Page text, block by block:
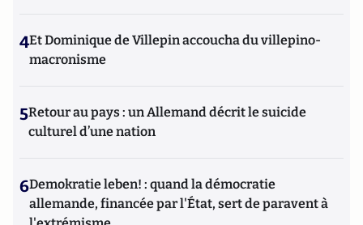
4Et Dominique de Villepin accoucha du villepino-
macronisme
5Retour au pays : un Allemand décrit le suicide
culturel d’une nation
6Demokratie leben! : quand la démocratie
allemande, financée par l'État, sert de paravent à